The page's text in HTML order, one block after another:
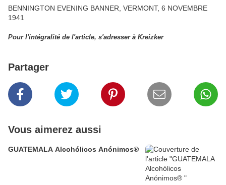
BENNINGTON EVENING BANNER, VERMONT, 6 NOVEMBRE
1941
Pour l'intégralité de l'article, s'adresser à Kreizker
Partager
Vous aimerez aussi
GUATEMALA Alcohólicos Anónimos®